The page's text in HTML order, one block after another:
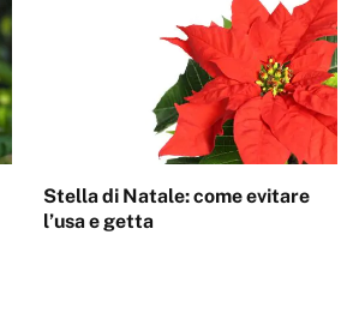
Stella di Natale: come evitare
l’usa e getta